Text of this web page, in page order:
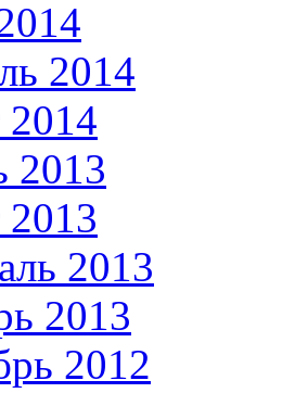
2014
2013
2013
2013
2012